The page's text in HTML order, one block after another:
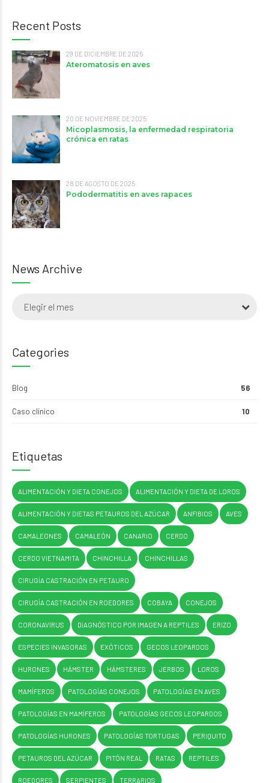
Recent Posts
29 DE DICIEMBRE DE 2025
Ateromatosis en aves
20 DE NOVIEMBRE DE 2025
Micoplasmosis, la enfermedad respiratoria
crónica en ratas
28 DE AGOSTO DE 2025
Pododermatitis en aves rapaces
News Archive
Elegir el mes
Categories
Blog 56
Caso clínico 10
Etiquetas
ALIMENTACIÓN Y DIETA CONEJOS ALIMENTACIÓN Y DIETA DE LOROS
ALIMENTACIÓN Y DIETAS PETAUROS DEL AZÚCAR ANFIBIOS AVES
CAMALEONES CAMALEÓN CANARIO CERDO
CERDO VIETNAMITA CHINCHILLA CHINCHILLAS
CIRUGÍA CASTRACIÓN EN PETAURO
CIRUGÍA CASTRACIÓN EN ROEDORES COBAYA CONEJOS
CORONAVIRUS DIAGNÓSTICO POR IMAGEN A REPTILES ERIZO
ESPECIES INVASORAS EXÓTICOS GECOS LEOPARDOS
HURONES HÁMSTER HÁMSTERES JERBOS LOROS
MAMÍFEROS PATOLOGÍAS CONEJOS PATOLOGÍAS EN AVES
PATOLOGÍAS EN MAMÍFEROS PATOLOGÍAS GECOS LEOPARDOS
PATOLOGÍAS HURONES PATOLOGÍAS TORTUGAS PERIQUITO
PETAUROS DEL AZÚCAR PITÓN REAL RATAS REPTILES
ROEDORES SERPIENTES TERRARIOS